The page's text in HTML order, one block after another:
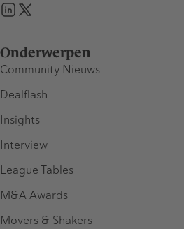
Onderwerpen
Community Nieuws
Dealflash
Insights
Interview
League Tables
M&A Awards
Movers & Shakers